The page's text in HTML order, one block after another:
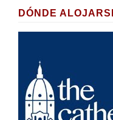
DÓNDE